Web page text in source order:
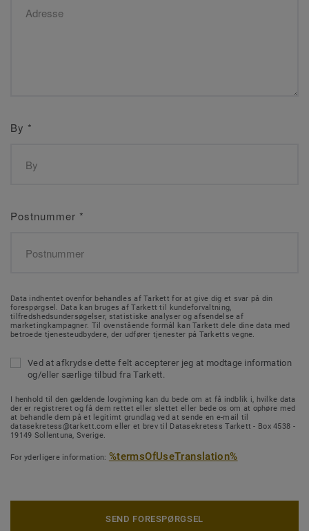
By *
Postnummer *
Data indhentet ovenfor behandles af Tarkett for at give dig et svar på din
forespørgsel. Data kan bruges af Tarkett til kundeforvaltning,
tilfredshedsundersøgelser, statistiske analyser og afsendelse af
marketingkampagner. Til ovenstående formål kan Tarkett dele dine data med
betroede tjenesteudbydere, der udfører tjenester på Tarketts vegne.
Ved at afkrydse dette felt accepterer jeg at modtage information
og/eller særlige tilbud fra Tarkett.
I henhold til den gældende lovgivning kan du bede om at få indblik i, hvilke data
der er registreret og få dem rettet eller slettet eller bede os om at ophøre med
at behandle dem på et legitimt grundlag ved at sende en e-mail til
datasekretess@tarkett.com eller et brev til Datasekretess Tarkett - Box 4538 -
19149 Sollentuna, Sverige.
For yderligere information: %termsOfUseTranslation%
SEND FORESPØRGSEL